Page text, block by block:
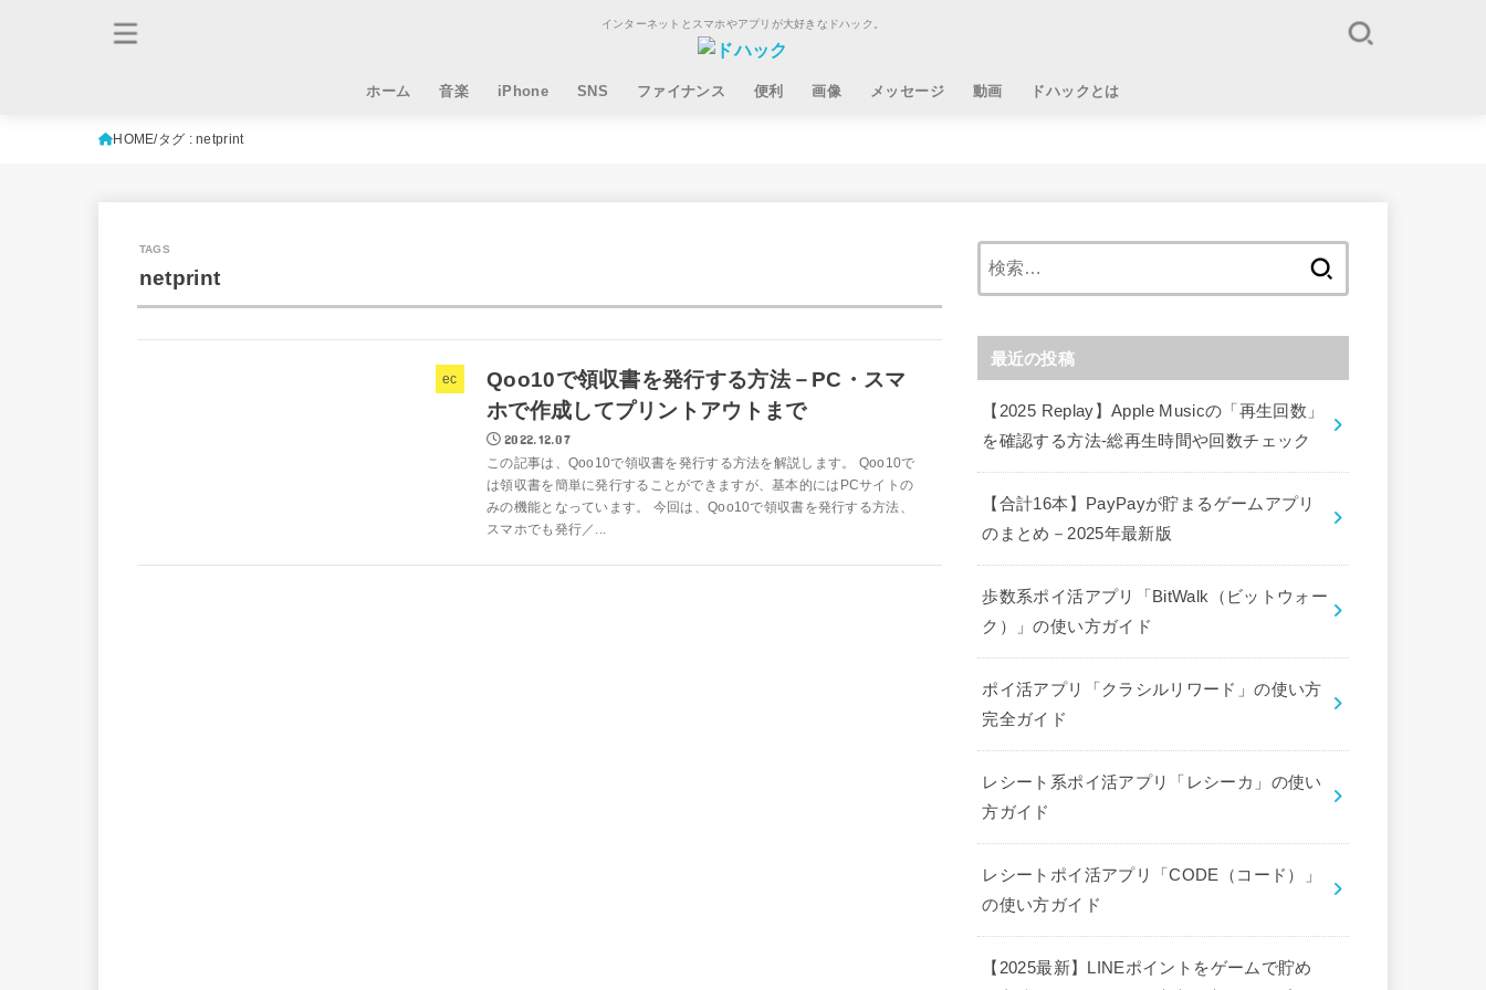
インターネットとスマホやアプリが大好きなドハック。
ホーム 音楽 iPhone SNS ファイナンス 便利 画像 メッセージ 動画 ドハックとは
HOME タグ : netprint
netprint
ec
Qoo10で領収書を発行する方法－PC・スマ
ホで作成してプリントアウトまで
2022.12.07
この記事は、Qoo10で領収書を発行する方法を解説します。 Qoo10で
は領収書を簡単に発行することができますが、基本的にはPCサイトの
みの機能となっています。 今回は、Qoo10で領収書を発行する方法、
スマホでも発行／...
最近の投稿
【2025 Replay】Apple Musicの「再生回数」
を確認する方法-総再生時間や回数チェック
【合計16本】PayPayが貯まるゲームアプリ
のまとめ－2025年最新版
歩数系ポイ活アプリ「BitWalk（ビットウォー
ク）」の使い方ガイド
ポイ活アプリ「クラシルリワード」の使い方
完全ガイド
レシート系ポイ活アプリ「レシーカ」の使い
方ガイド
レシートポイ活アプリ「CODE（コード）」
の使い方ガイド
【2025最新】LINEポイントをゲームで貯め